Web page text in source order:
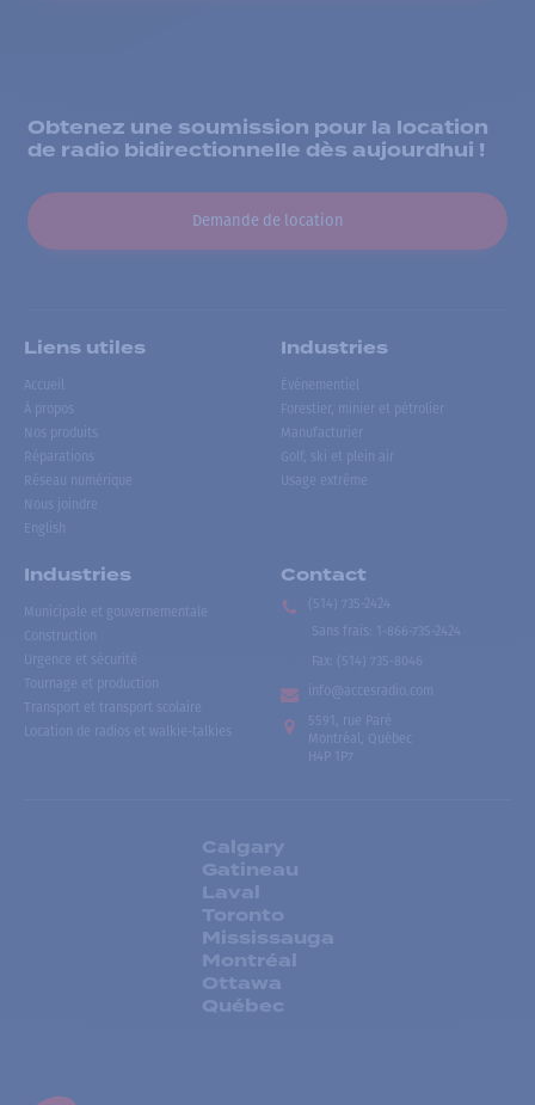
Obtenez une soumission pour la location
de radio bidirectionnelle dès aujourdhui !
Demande de location
Liens utiles
Accueil
À propos
Nos produits
Réparations
Réseau numérique
Nous joindre
English
Industries
Événementiel
Forestier, minier et pétrolier
Manufacturier
Golf, ski et plein air
Usage extrême
Industries
Municipale et gouvernementale
Construction
Urgence et sécurité
Tournage et production
Transport et transport scolaire
Location de radios et walkie-talkies
Contact
(514) 735-2424
Sans frais
1-866-735-2424
Fax:
(514) 735-8046
info@accesradio.com
5591, rue Paré
Montréal, Québec
H4P 1P7
Calgary
Gatineau
Laval
Toronto
Mississauga
Montréal
Ottawa
Québec